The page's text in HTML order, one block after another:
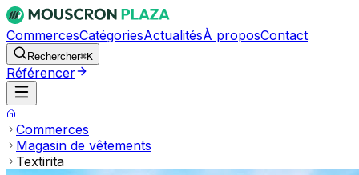
CommercesCatégoriesActualitésÀ proposContact
Rechercher⌘K
Référencer
Commerces
Magasin de vêtements
Textirita